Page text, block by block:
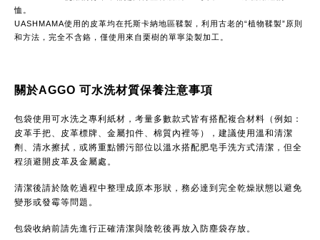
恤。
UASHMAMA使用的皮革均在托斯卡納地區鞣製，利用古老的“植物鞣製”原則
和方法，完全不含鉻，僅使用來自栗樹的單寧染製加工。
關於AGGO 可水洗材質保養注意事項
包袋使用可水洗之專利紙材，考量多數款式皆有搭配複合材料（例如：
皮革手把、皮革標牌、金屬扣件、棉質內裡等），建議使用溫和清潔
劑、清水擦拭，或將重點髒污部位以溫水搭配肥皂手洗方式清潔，但全
程須避開皮革及金屬處。
清潔後請於陰乾過程中整理成原本形狀，務必達到完全乾燥狀態以避免
變形或發霉等問題。
包袋收納前請先進行正確清潔與陰乾後再放入防塵袋存放。